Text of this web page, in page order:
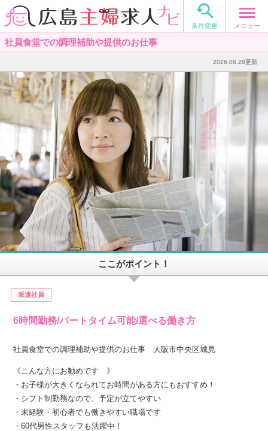

条件変更 メニュー
社員食堂での調理補助や提供のお仕事
2026.06.28更新
ここがポイント！
派遣社員
6時間勤務/パートタイム可能/選べる働き方
社員食堂での調理補助や提供のお仕事 大阪市中央区城見
《こんな方にお勧めです 》
・お子様が大きくなられてお時間がある方にもおすすめ！
・シフト制勤務なので、予定が立てやすい
・未経験・初心者でも働きやすい職場です
・60代男性スタッフも活躍中！